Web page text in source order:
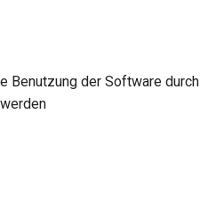
Benutzung der Software durch